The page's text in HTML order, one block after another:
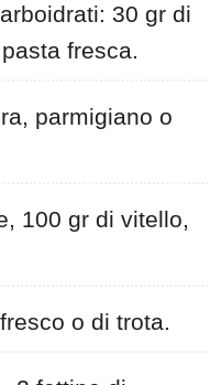
30 gr di
fresca.
parmigiano o
100 gr di vitello,
o di trota.